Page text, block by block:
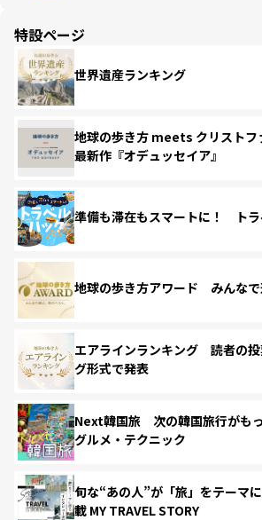
特設ページ
世界遺産ランキング
地球の歩き方 meets クリストフ
最新作『オデュッセイア』
準備も滞在もスマートに！ ト
地球の歩き方アワード みんなで
エアラインランキング 読者の
グ形式で発表
Next韓国旅 次の韓国旅行がも
グルメ・テクニック
旬な“あの人”が「旅」をテーマ
載 MY TRAVEL STORY